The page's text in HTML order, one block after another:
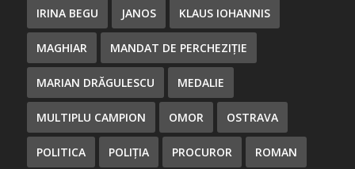
IRINA BEGU JANOS KLAUS IOHANNIS
MAGHIAR MANDAT DE PERCHEZIȚIE
MARIAN DRĂGULESCU MEDALIE
MULTIPLU CAMPION OMOR OSTRAVA
POLITICA POLIȚIA PROCUROR ROMAN